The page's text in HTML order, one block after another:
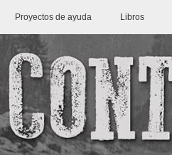
Proyectos de ayuda Libros